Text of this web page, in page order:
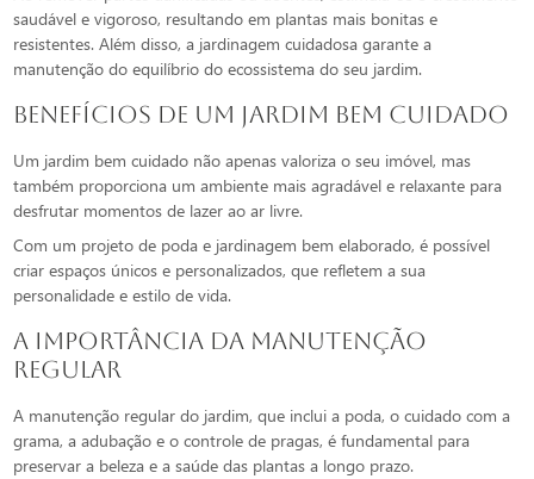
saudável e vigoroso, resultando em plantas mais bonitas e
resistentes. Além disso, a jardinagem cuidadosa garante a
manutenção do equilíbrio do ecossistema do seu jardim.
Benefícios de um Jardim Bem Cuidado
Um jardim bem cuidado não apenas valoriza o seu imóvel, mas
também proporciona um ambiente mais agradável e relaxante para
desfrutar momentos de lazer ao ar livre.
Com um projeto de poda e jardinagem bem elaborado, é possível
criar espaços únicos e personalizados, que refletem a sua
personalidade e estilo de vida.
A Importância da Manutenção
Regular
A manutenção regular do jardim, que inclui a poda, o cuidado com a
grama, a adubação e o controle de pragas, é fundamental para
preservar a beleza e a saúde das plantas a longo prazo.